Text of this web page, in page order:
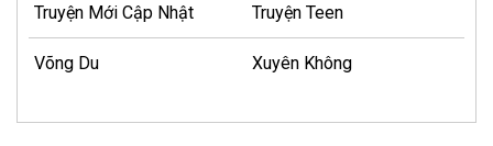
Truyện Mới Cập Nhật Truyện Teen
Võng Du Xuyên Không